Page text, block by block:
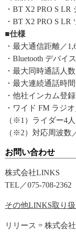
・BT X2 PRO S LR
・BT X2 PRO S LR
■仕様
・最大通信距離／
・Bluetooth デバイ
・最大同時通話人
・最大連続通話時
・他社インカム登
・ワイド FM ラジ
（※1）ライダー4
（※2）対応周波数
お問い合わせ
株式会社LINKS
TEL／075-708-2362
その他LINKS取り
リリース = 株式会